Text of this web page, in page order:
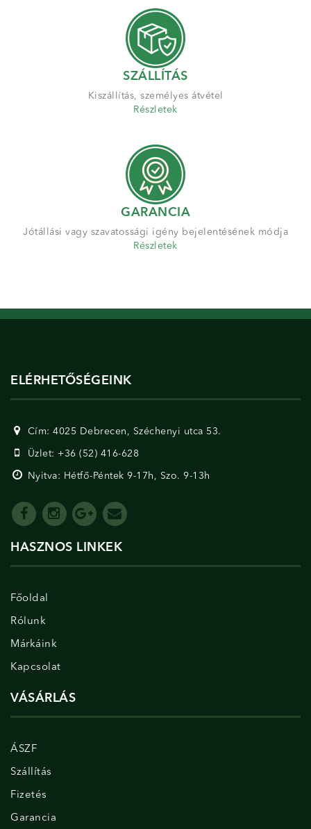
SZÁLLÍTÁS
Kiszállítás, személyes átvétel
Részletek
GARANCIA
Jótállási vagy szavatossági igény bejelentésének módja
Részletek
ELÉRHETŐSÉGEINK
Cím: 4025 Debrecen, Széchenyi utca 53.
Üzlet: +36 (52) 416-628
Nyitva: Hétfő-Péntek 9-17h, Szo. 9-13h
HASZNOS LINKEK
Főoldal
Rólunk
Márkáink
Kapcsolat
VÁSÁRLÁS
ÁSZF
Szállítás
Fizetés
Garancia